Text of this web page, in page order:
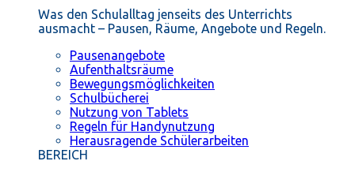
Was den Schulalltag jenseits des Unterrichts
ausmacht – Pausen, Räume, Angebote und Regeln.
Pausenangebote
Aufenthaltsräume
Bewegungsmöglichkeiten
Schulbücherei
Nutzung von Tablets
Regeln für Handynutzung
Herausragende Schülerarbeiten
BEREICH